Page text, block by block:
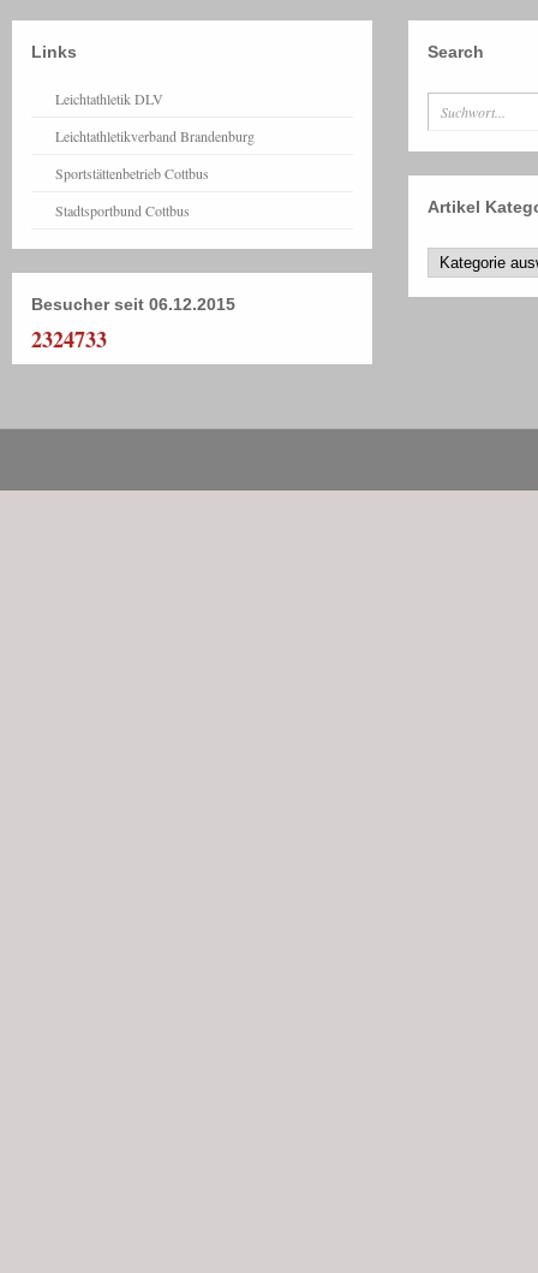
Links
Leichtathletik DLV
Leichtathletikverband Brandenburg
Sportstättenbetrieb Cottbus
Stadtsportbund Cottbus
Besucher seit 06.12.2015
2324733
Search
Artikel